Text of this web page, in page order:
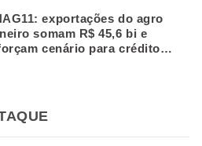
exportações do agro
somam R$ 45,6 bi e
cenário para crédito